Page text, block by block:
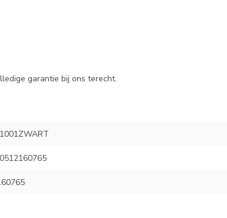
garantie bij ons terecht.